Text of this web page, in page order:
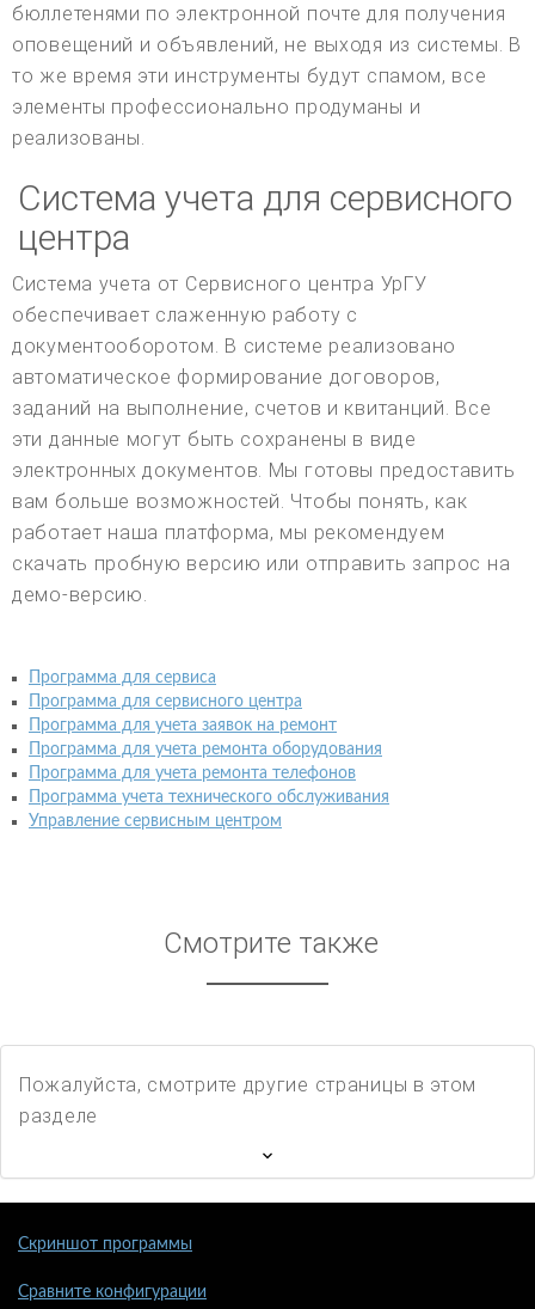
бюллетенями по электронной почте для получения
оповещений и объявлений, не выходя из системы. В
то же время эти инструменты будут спамом, все
элементы профессионально продуманы и
реализованы.
Система учета для сервисного
центра
Система учета от Сервисного центра УрГУ
обеспечивает слаженную работу с
документооборотом. В системе реализовано
автоматическое формирование договоров,
заданий на выполнение, счетов и квитанций. Все
эти данные могут быть сохранены в виде
электронных документов. Мы готовы предоставить
вам больше возможностей. Чтобы понять, как
работает наша платформа, мы рекомендуем
скачать пробную версию или отправить запрос на
демо-версию.
Программа для сервиса
Программа для сервисного центра
Программа для учета заявок на ремонт
Программа для учета ремонта оборудования
Программа для учета ремонта телефонов
Программа учета технического обслуживания
Управление сервисным центром
Смотрите также
Пожалуйста, смотрите другие страницы в этом
разделе
Скриншот программы
Сравните конфигурации